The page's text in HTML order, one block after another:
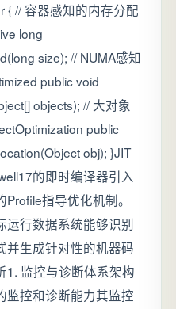
{ // 容器感知的内存分配
long
size); // NUMA感知
public void
objects); // 大对象
public
obj); }JIT
的即时编译器引入
指导优化机制。
运行数据系统能够识别
并生成针对性的机器码
1. 监控与诊断体系架构
监控和诊断能力其监控